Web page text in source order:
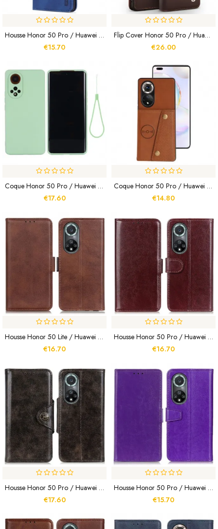
Housse Honor 50 Pro / Huawei Nova 9 Pro AZNS Douceur
€15.70
Flip Cover Honor 50 Pro / Huawei Nova 9 Pro Véritable Cuir Qialino
€26.00
Coque Honor 50 Pro / Huawei Nova 9 Pro Silicone Liquide Avec Lanière
€17.60
Coque Honor 50 Pro / Huawei Nova 9 Pro Portefeuille À Snap
€14.80
Housse Honor 50 Lite / Huawei Nova 9 Pro Rabat Double
€16.70
Housse Honor 50 Pro / Huawei Nova 9 Pro Finesse Glacée
€16.70
Housse Honor 50 Pro / Huawei Nova 9 Pro Simili Cuir Brillant KHAZNEH
€17.60
Housse Honor 50 Pro / Huawei Nova 9 Pro Effet Cuir Brillant Simple
€15.70